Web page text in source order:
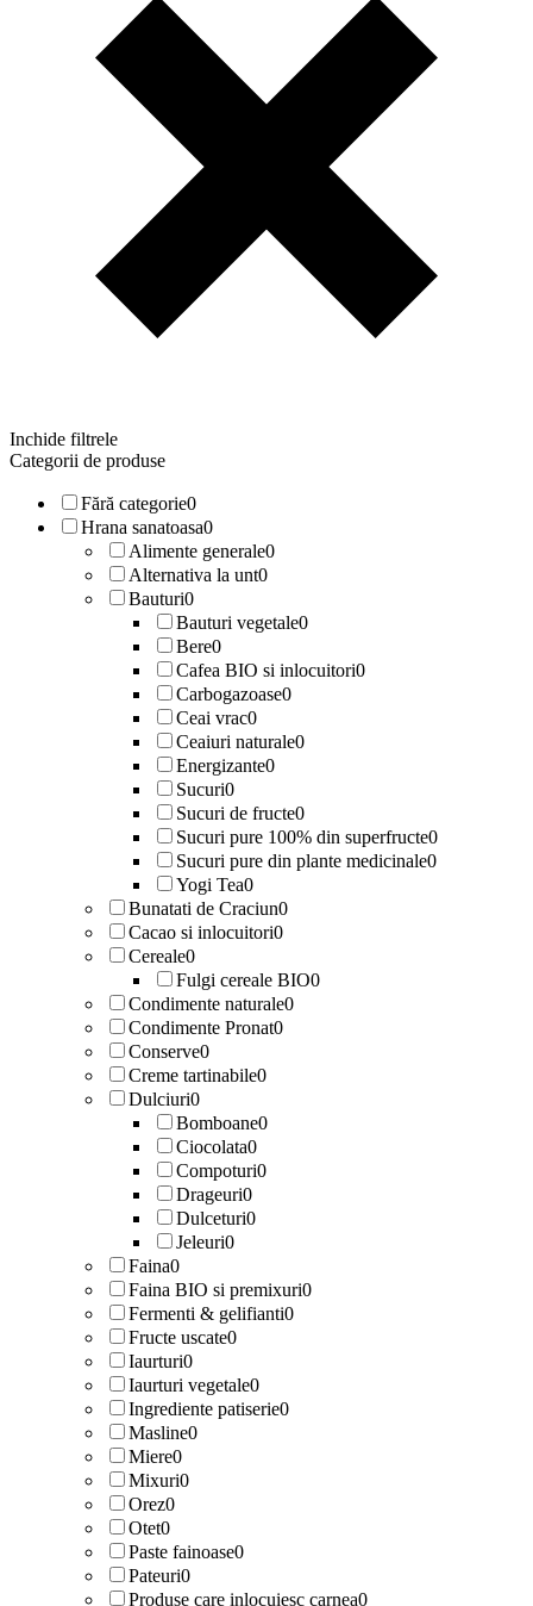
Inchide filtrele
Categorii de produse
Fără categorie0
Hrana sanatoasa0
Alimente generale0
Alternativa la unt0
Bauturi0
Bauturi vegetale0
Bere0
Cafea BIO si inlocuitori0
Carbogazoase0
Ceai vrac0
Ceaiuri naturale0
Energizante0
Sucuri0
Sucuri de fructe0
Sucuri pure 100% din superfructe0
Sucuri pure din plante medicinale0
Yogi Tea0
Bunatati de Craciun0
Cacao si inlocuitori0
Cereale0
Fulgi cereale BIO0
Condimente naturale0
Condimente Pronat0
Conserve0
Creme tartinabile0
Dulciuri0
Bomboane0
Ciocolata0
Compoturi0
Drageuri0
Dulceturi0
Jeleuri0
Faina0
Faina BIO si premixuri0
Fermenti & gelifianti0
Fructe uscate0
Iaurturi0
Iaurturi vegetale0
Ingrediente patiserie0
Masline0
Miere0
Mixuri0
Orez0
Otet0
Paste fainoase0
Pateuri0
Produse care inlocuiesc carnea0